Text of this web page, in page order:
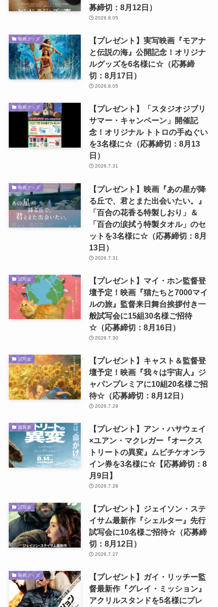
募締切：8月12日）
2026.8.05
映画グッズ
【プレゼント】実写映画『モアナ
と伝説の海』公開記念！オリジナ
ルグッズを6名様に☆（応募締
切：8月17日）
2026.8.05
映画グッズ
【プレゼント】「スタジオジブリ
サマー・キャンペーン」開催記
念！オリジナル トトロの手ぬぐい
を3名様に☆（応募締切：8月13
日）
2026.7.31
映画グッズ
【プレゼント】映画『あの星が降
る丘で、君とまた出会いたい。』
「百合の花香る特製しおり」＆
「百合の涙拭う特製タオル」のセ
ットを3名様に☆（応募締切：8月
13日）
2026.7.31
試写会
【プレゼント】マイ・ホン監督登
壇予定！映画『猫たちと7000マイ
ルの旅』監督来日舞台挨拶付き一
般試写会に15組30名様ご招待
☆（応募締切：8月16日）
2026.7.30
試写会
【プレゼント】キャスト＆監督登
壇予定！映画『我々は宇宙人』ジ
ャパンプレミアに10組20名様ご招
待☆（応募締切：8月12日）
2026.7.29
鑑賞券
【プレゼント】アン・ハサウェイ
×ユアン・マクレガー『オークス
トリートの異変』ムビチケオンラ
イン券を3名様に☆【応募締切：8
月9日】
2026.7.28
試写会
【プレゼント】ジェイソン・ステ
イサム最新作『シェルター』先行
試写会に10名様ご招待☆（応募締
切：8月12日）
2026.7.27
映画グッズ
【プレゼント】ガイ・リッチー監
督最新作『グレイ・ミッション』
アクリルスタンドを5名様にプレ